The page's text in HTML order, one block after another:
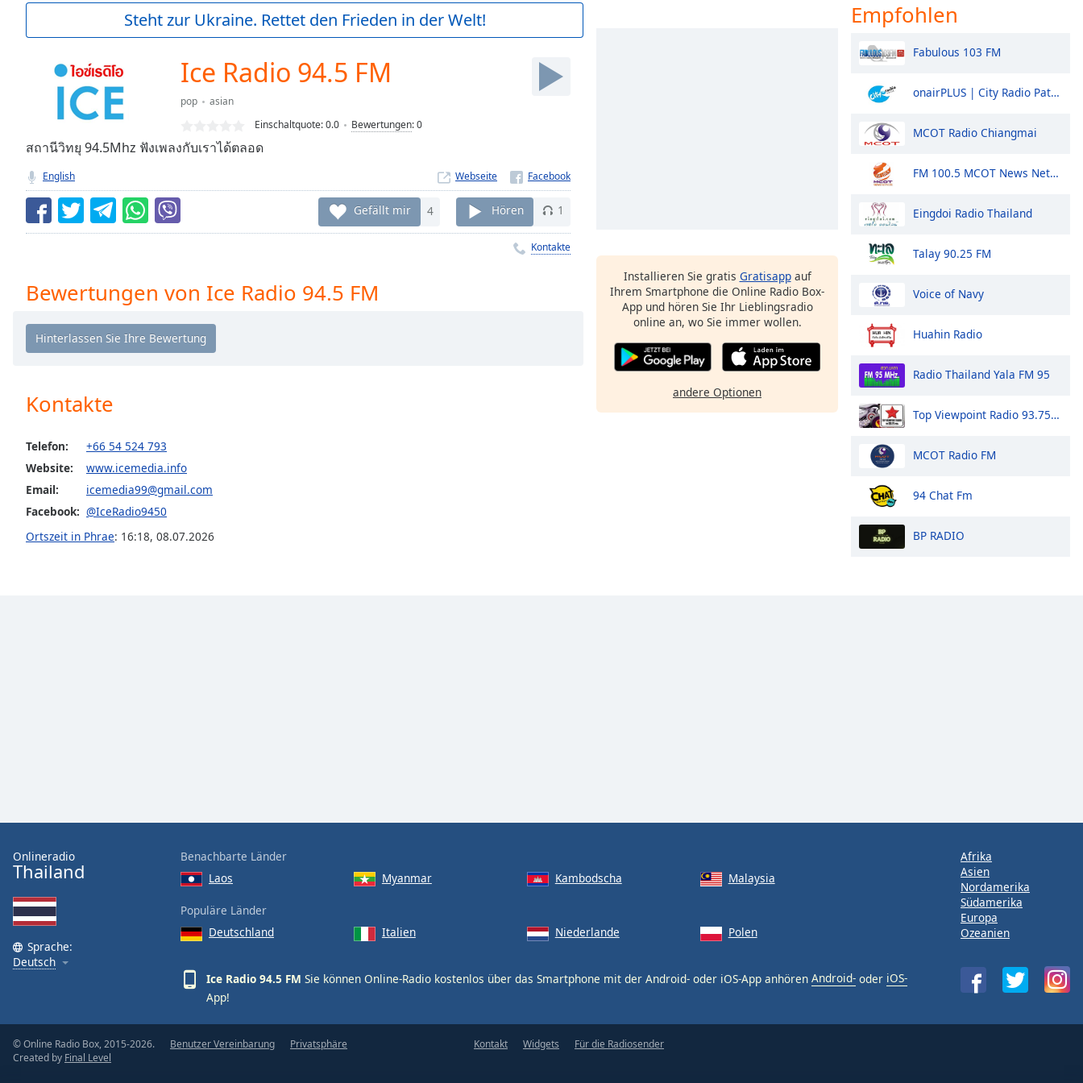
Current
TypeLIVE
live,
currently
behind
LIVE
Remaining
Playback
Rate
Chapters
descriptions
off,
selected
window.
Beginning
will
cancel
and
Steht zur Ukraine. Rettet den Frieden in der Welt!
Ice Radio 94.5 FM
pop
asian
Einschaltquote:0.0 Bewertungen:0
สถานีวิทยุ 94.5Mhz ฟังเพลงกับเราได้ตลอด
English Webseite
Gefällt mir 4 Hören 1
Kontakte
Bewertungen von Ice Radio 94.5 FM
Kontakte
Telefon:
+66 54 524 793
Website:
www.icemedia.info
Email:
icemedia99@gmail.com
Facebook: @IceRadio9450
Ortszeit in Phrae: 16:18, 08.07.2026
Installieren Sie gratis Gratisappauf
Ihrem Smartphone die Online Radio Box-
App und hören Sie Ihr Lieblingsradio
online an, wo Sie immer wollen.
andere Optionen
Empfohlen
Fabulous 103 FM
onairPLUS | City Radio Pattaya
MCOT Radio Chiangmai
FM 100.5 MCOT News Network
Eingdoi Radio Thailand
Talay 90.25 FM
Voice of Navy
Huahin Radio
Radio Thailand Yala FM 95
Top Viewpoint Radio 93.75 FM.
MCOT Radio FM
94 Chat Fm
BP RADIO
Onlineradio
Thailand
Sprache:
Deutsch
Benachbarte Länder
Laos
Myanmar Kambodscha Malaysia
Populäre Länder
Deutschland
Italien Niederlande Polen
Ice Radio 94.5 FM Sie können Online-Radio kostenlos über das Smartphone mit der Android- oder iOS-App anhören Android- oder iOS-
App!
Afrika
Asien
Nordamerika
Südamerika
Europa
Ozeanien
© Online Radio Box, 2015-2026.
Created by Final Level
Benutzer Vereinbarung Privatsphäre Kontakt Widgets Für die Radiosender